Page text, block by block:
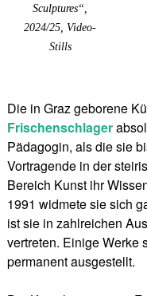
Sculptures“,
2024/25, Video-
Stills
Die in Graz geborene
Frischenschlager
Pädagogin, als die sie
Vortragende in der
Bereich Kunst ihr
1991 widmete sie sich
ist sie in zahlreichen
vertreten. Einige Werke
permanent ausgestellt.